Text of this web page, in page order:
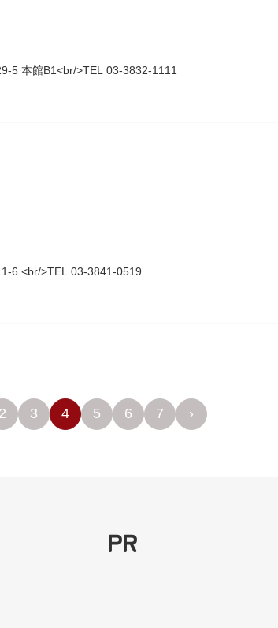
5 本館B1<br/>TEL 03-3832-1111
6 <br/>TEL 03-3841-0519
2 3 4 5 6 7 ›
PR